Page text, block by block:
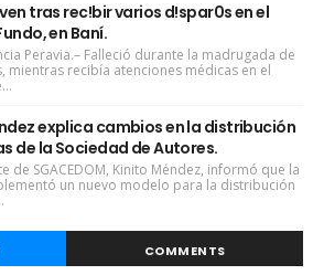
tras rec!bir varios d!spar0s en el
en Baní.
Peravia.– Falleció durante la madrugada de
mientras recibía atenciones médicas en el
explica cambios en la distribución
de la Sociedad de Autores.
de SGACEDOM, Kinito Méndez, informó que la
un nuevo modelo para la distribución
COMMENTS